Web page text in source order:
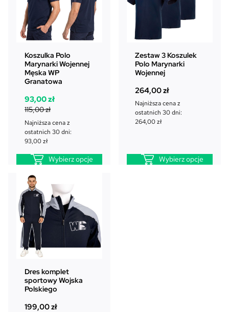
u
k
r
o
m
i
Koszulka Polo
Marynarki Wojennej
Męska WP
Granatowa
115,00zł
P
i
e
r
w
o
t
a
c
e
n
w
y
n
o
s
i
ł
93,00zł
A
k
t
u
a
l
n
c
e
n
a
n
o
s
i
:
9
Najniższa cena z
ostatnich 30 dni:
93,00zł
Wybierz opcje
Zestaw 3 Koszulek
Polo Marynarki
Wojennej
264,00zł
Najniższa cena z
ostatnich 30 dni:
264,00zł
Wybierz opcje
Dres komplet
sportowy Wojska
Polskiego
199,00zł